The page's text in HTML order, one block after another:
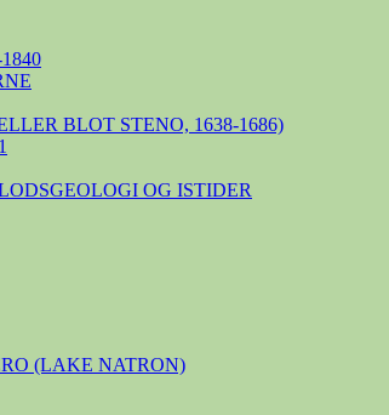
BLOT STENO, 1638-1686)
OG ISTIDER
(LAKE NATRON)